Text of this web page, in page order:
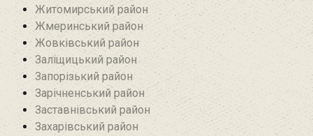
Житомирський район
Жмеринський район
Жовківський район
Заліщицький район‎
Запорізький район
Зарічненський район
Заставнівський район
Захарівський район